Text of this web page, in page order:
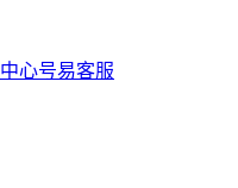
心号易客服